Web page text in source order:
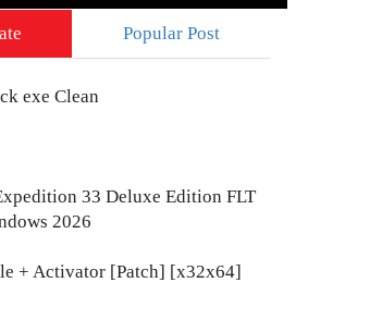
Popular Post
exe Clean
33 Deluxe Edition FLT
2026
+ Activator [Patch] [x32x64]